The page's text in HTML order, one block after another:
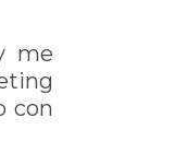
me
con